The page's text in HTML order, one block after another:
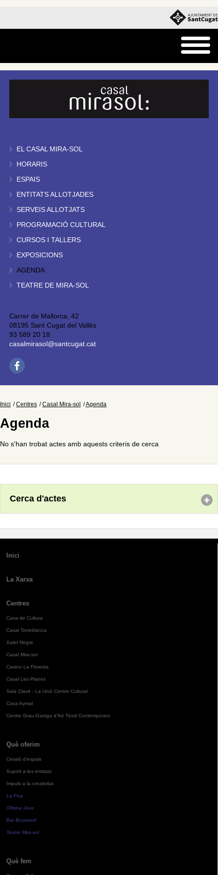
EL CASAL MIRA-SOL
HORARIS
ESPAIS
ENTITATS ALLOTJADES
SERVEIS ALLOTJATS
PROGRAMACIÓ CULTURAL
CURSOS I TALLERS
EXPOSICIONS
AGENDA
TEATRE DE MIRA-SOL
Carrer de Mallorca, 42
08195 Sant Cugat del Vallès
93 589 20 18
casalmirasol@santcugat.cat
Inici Centres Casal Mira-sol Agenda
Agenda
No s'han trobat actes amb aquests criteris de cerca
Cerca d'actes
Inici
La Xarxa
Centres
Casa de Cultura
Casal Torreblanca
Xalet Negre
Casal Mira-sol
Casino La Floresta
Casal Les Planes
Sala Clavé - La Unió Centre Cultural
Casa Aymat
Centre Grau-Garriga d'Art Tèxtil Contemporani
Què oferim
Cessió d'espais
Suport a les entitats
Impuls a la creativitat
La Pua
Oficina Jove
Bar Bocamoll
Teatre Mira-sol
Què fem